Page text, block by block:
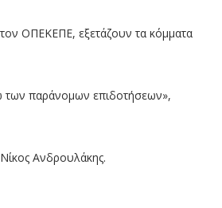
ΟΠΕΚΕΠΕ, εξετάζουν τα κόμματα
των παράνομων επιδοτήσεων»,
Ανδρουλάκης.